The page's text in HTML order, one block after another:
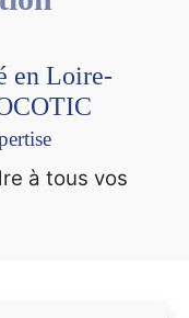
en Loire-
à tous vos